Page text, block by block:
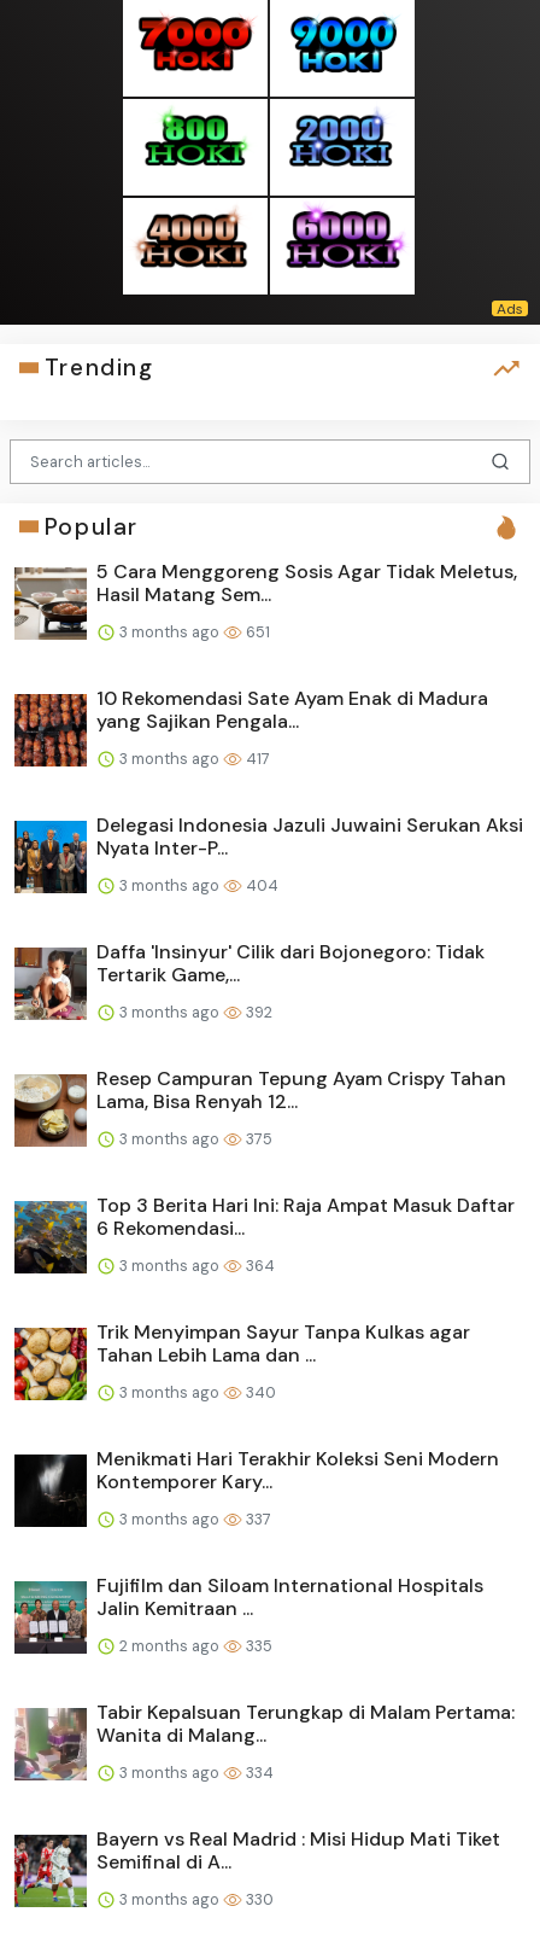
Trending
Popular
5 Cara Menggoreng Sosis Agar Tidak Meletus,
Hasil Matang Sem...
3 months ago 651
10 Rekomendasi Sate Ayam Enak di Madura
yang Sajikan Pengala...
3 months ago 417
Delegasi Indonesia Jazuli Juwaini Serukan Aksi
Nyata Inter-P...
3 months ago 404
Daffa 'Insinyur' Cilik dari Bojonegoro: Tidak
Tertarik Game,...
3 months ago 392
Resep Campuran Tepung Ayam Crispy Tahan
Lama, Bisa Renyah 12...
3 months ago 375
Top 3 Berita Hari Ini: Raja Ampat Masuk Daftar
6 Rekomendasi...
3 months ago 364
Trik Menyimpan Sayur Tanpa Kulkas agar
Tahan Lebih Lama dan ...
3 months ago 340
Menikmati Hari Terakhir Koleksi Seni Modern
Kontemporer Kary...
3 months ago 337
Fujifilm dan Siloam International Hospitals
Jalin Kemitraan ...
2 months ago 335
Tabir Kepalsuan Terungkap di Malam Pertama:
Wanita di Malang...
3 months ago 334
Bayern vs Real Madrid : Misi Hidup Mati Tiket
Semifinal di A...
3 months ago 330